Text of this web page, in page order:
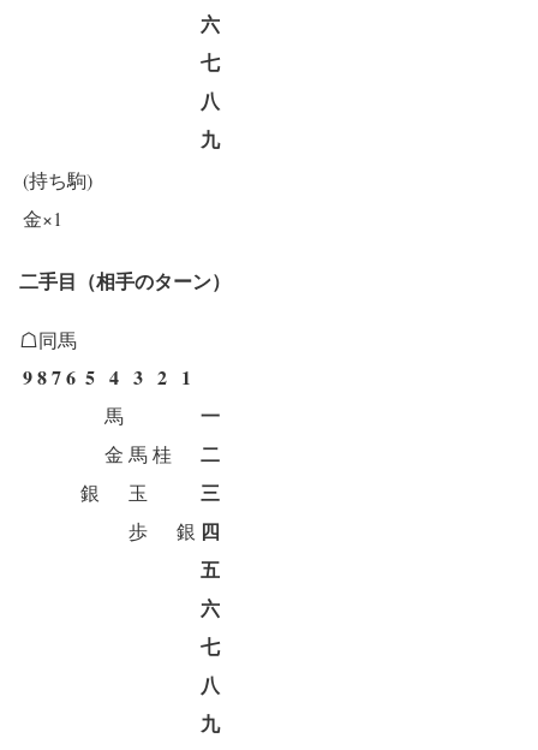
六
七
八
九
(持ち駒)
金×1
二手目（相手のターン）
☖同馬
9876 5 4 3 2 1
馬 一
金 馬桂 二
銀 玉 三
歩 銀 四
五
六
七
八
九